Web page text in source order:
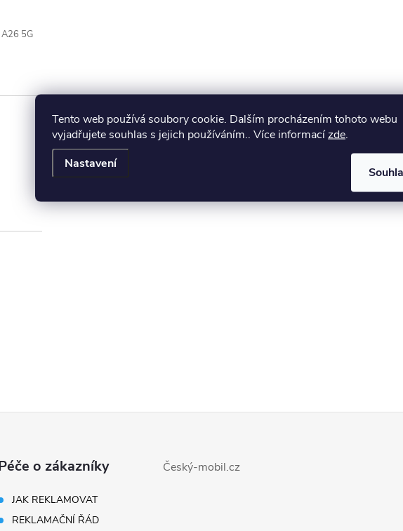
Tento web používá soubory cookie. Dalším procházením tohoto webu
vyjadřujete souhlas s jejich používáním.. Více informacízde.
Nastavení
5G
o zákazníky
JAK REKLAMOVAT
REKLAMAČNÍ ŘÁD
Český-mobil.cz